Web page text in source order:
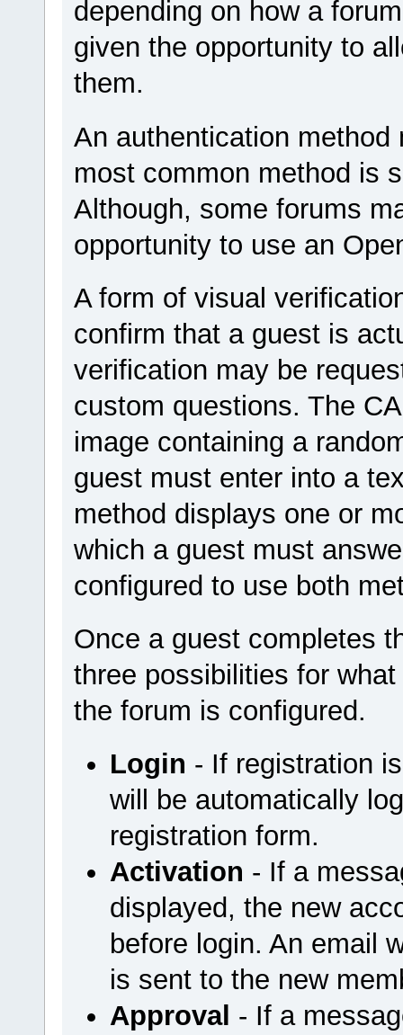
depending on how a
given the opportunity to
them.
An authentication
most common method is
Although, some forums
opportunity to use an
A form of visual
confirm that a guest is
verification may be
custom questions. The
image containing a
guest must enter into a
method displays one or
which a guest must
configured to use both
Once a guest completes
three possibilities for
the forum is configured.
Login - If registration
will be automatically
registration form.
Activation - If a
displayed, the new
before login. An email
is sent to the new
Approval - If a